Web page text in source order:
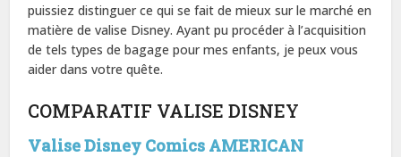
puissiez distinguer ce qui se fait de mieux sur le marché en
matière de valise Disney. Ayant pu procéder à l’acquisition
de tels types de bagage pour mes enfants, je peux vous
aider dans votre quête.
COMPARATIF VALISE DISNEY
Valise Disney Comics AMERICAN